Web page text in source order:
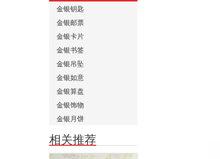
金银钥匙
金银邮票
金银卡片
金银书签
金银吊坠
金银如意
金银算盘
金银饰物
金银月饼
相关推荐